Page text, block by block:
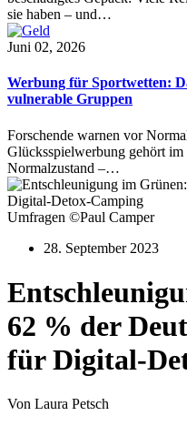
sie haben – und…
Juni 02, 2026
Werbung für Sportwetten:
vulnerable Gruppen
Forschende warnen vor
Glücksspielwerbung gehört
Normalzustand –…
Umfragen ©Paul Camper
28. September 2023
62 % der
für Digital-
Von Laura Petsch